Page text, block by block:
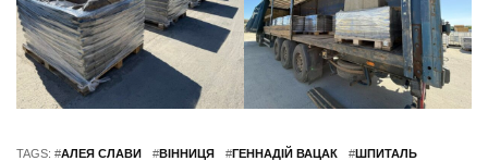
TAGS: #АЛЕЯ СЛАВИ #ВІННИЦЯ #ГЕННАДІЙ ВАЦАК #ШПИТАЛЬ